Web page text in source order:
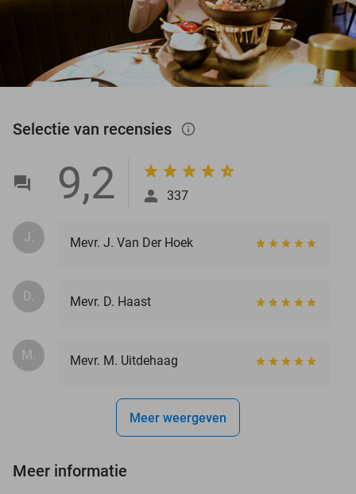
Selectie van recensies info_outlined
9,2 337
J. Mevr. J. Van Der Hoek
D. Mevr. D. Haast
M. Mevr. M. Uitdehaag
Meer weergeven
Meer informatie